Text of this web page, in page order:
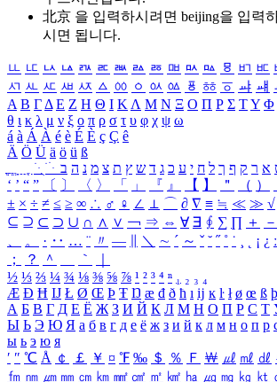
北京 을 입력하시려면 beijing을 입력
시면 됩니다.
ㅥ ㅦ ㅧ ㅨ ㅩ ㅪ ㅫ ㅬ ㅭ ㅮ ㅯ ㅰ ㅱ ㅲ ㅳ
ㅺ ㅻ ㅼ ㅽ ㅾ ㅿ ㆀ ㆁ ㆂ ㆃ ㆄ ㆅ ㆆ ㆇ ㆈ
Α Β ΓΔ Ε Ζ Η Θ Ι ΚΛ Μ Ν Ξ Ο Π Ρ Σ ΤΥ Φ
θ ι κ λ μ ν ξ ο π ρ σ τ υ φ χ ψ ω
á à Á À é è É È ç Ç ê
Ä Ö Ü ä ö ü ß
ִֶֹ ֻּ ׁׂ א ר ק ף ך ל ח י ע כ ג ד ש ץ ת צ מ נ ה ב
‘ ’ “ ” 〔 〕 〈 〉 「 」 『 』 【 】 ＂ （ ）
± × ÷ ≠ ≤ ≥ ∞ ∴ ♂ ♀ ∠ ⊥ ⌒ ∂ ∇ ≡ ≒ ≪ ≫ √
⊆ ⊇ ⊂ ⊃ ∪ ∩ ∧ ∨ ￢ ⇒ ⇔ ∀ ∃ ∮ ∑ ∏ ＋ －
、
。 · ‥ … ¨ 〃 ― ＼ ∼ ´ ～ ˇ ˘ ˝ ˚ ˙ ¸ ¡ ¿ ː
；
？ ＾ ｀
½ ⅓ ⅔ ¼ ¾ ⅛ ⅜ ⅝ ⅞ ¹ ² ³ ⁴ ⁿ ₁ ₂ ₃ ₄
Æ Ð Ħ Ĳ Ł Ø Œ Þ Ŧ Ŋ æ đ ð ħ ı ĳ ĸ ŀ ł ø œ ß þ
А Б В Г Д Е Ё Ж З И Й К Л М Н О П Р С Т
Ы Ь Э Ю Я а б в г д е ё ж з и й к л м н о п р
ы ь э ю я
′ ″ ℃ Å ￠ ￡ ￥ ¤ ℉ ‰ ＄ ％ Ｆ ￦ ㎕ ㎖ ㎗
㎙ ㎚ ㎛ ㎜ ㎝ ㎞ ㎟ ㎠ ㎡ ㎢ ㏊ ㎍ ㎎ ㎏ ㏏